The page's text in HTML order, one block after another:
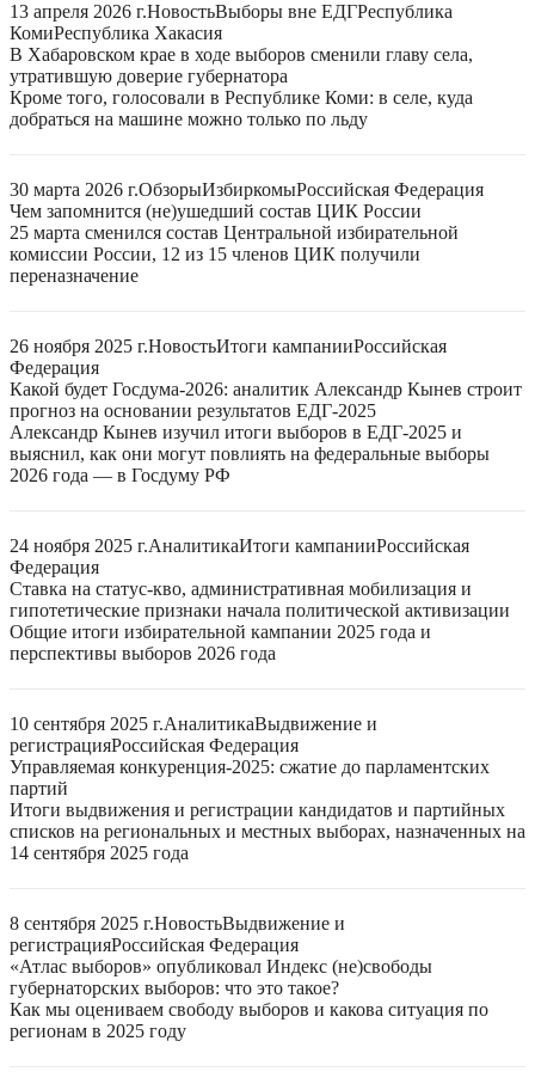
13 апреля 2026 г.НовостьВыборы вне ЕДГРеспублика
КомиРеспублика Хакасия
В Хабаровском крае в ходе выборов сменили главу села,
утратившую доверие губернатора
Кроме того, голосовали в Республике Коми: в селе, куда
добраться на машине можно только по льду
30 марта 2026 г.ОбзорыИзбиркомыРоссийская Федерация
Чем запомнится (не)ушедший состав ЦИК России
25 марта сменился состав Центральной избирательной
комиссии России, 12 из 15 членов ЦИК получили
переназначение
26 ноября 2025 г.НовостьИтоги кампанииРоссийская
Федерация
Какой будет Госдума-2026: аналитик Александр Кынев строит
прогноз на основании результатов ЕДГ-2025
Александр Кынев изучил итоги выборов в ЕДГ-2025 и
выяснил, как они могут повлиять на федеральные выборы
2026 года — в Госдуму РФ
24 ноября 2025 г.АналитикаИтоги кампанииРоссийская
Федерация
Ставка на статус-кво, административная мобилизация и
гипотетические признаки начала политической активизации
Общие итоги избирательной кампании 2025 года и
перспективы выборов 2026 года
10 сентября 2025 г.АналитикаВыдвижение и
регистрацияРоссийская Федерация
Управляемая конкуренция-2025: сжатие до парламентских
партий
Итоги выдвижения и регистрации кандидатов и партийных
списков на региональных и местных выборах, назначенных на
14 сентября 2025 года
8 сентября 2025 г.НовостьВыдвижение и
регистрацияРоссийская Федерация
«Атлас выборов» опубликовал Индекс (не)свободы
губернаторских выборов: что это такое?
Как мы оцениваем свободу выборов и какова ситуация по
регионам в 2025 году